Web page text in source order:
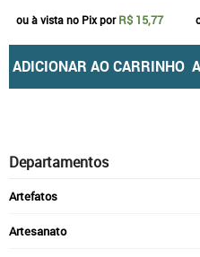
ou à vista no Pix porR$ 15,77
ADICIONAR AO CARRINHO
Departamentos
Artefatos
Artesanato